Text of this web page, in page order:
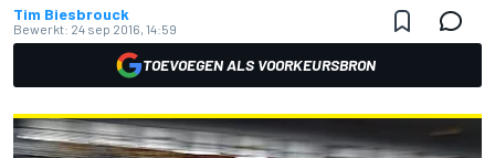
Tim Biesbrouck
Bewerkt: 24 sep 2016, 14:59
TOEVOEGEN ALS VOORKEURSBRON